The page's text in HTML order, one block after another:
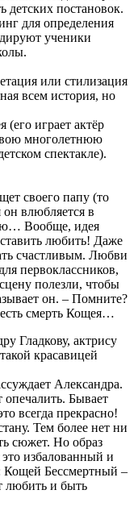
детских постановок.
для определения
ученики
или стилизация
всем история, но
играет актёр
многолетнюю
спектакле).
своего папу (то
влюбляется в
Вообще, идея
любить! Даже
счастливым. Любви
первоклассников,
полезли, чтобы
он. – Помните?
смерть Кощея…
Гладкову, актрису
красавицей
Александра.
Бывает
всегда прекрасно!
Тем более нет ни
сюжет. Но образ
избалованный и
Кощей Бессмертный –
любить и быть